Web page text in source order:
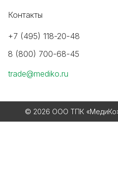
Контакты
+7 (495) 118-20-48
8 (800) 700-68-45
trade@mediko.ru
© 2026 ООО ТПК